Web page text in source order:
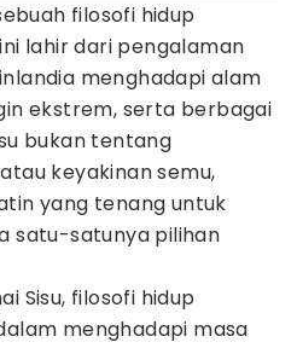
filosofi hidup
lahir dari pengalaman
menghadapi alam
ekstrem, serta berbagai
bukan tentang
keyakinan semu,
yang tenang untuk
satu-satunya pilihan
Sisu, filosofi hidup
menghadapi masa